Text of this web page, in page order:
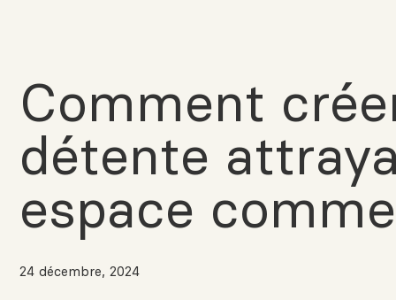
Comment
détente
espace
24 décembre, 2024